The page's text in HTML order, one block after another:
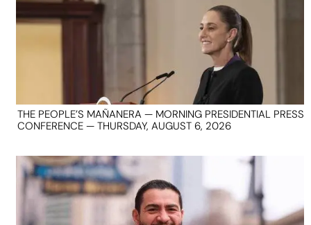
THE PEOPLE’S MAÑANERA — MORNING PRESIDENTIAL PRESS
CONFERENCE — THURSDAY, AUGUST 6, 2026